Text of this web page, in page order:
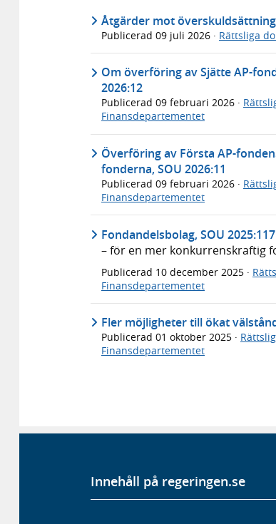
Åtgärder mot
Publicerad 09 juli 2026 · Rättsliga
Om överföring av Sjätte AP-
2026:12
Publicerad 09 februari 2026 ·
Finansdepartementet
Överföring av Första AP-
fonderna, SOU 2026:11
Publicerad 09 februari 2026 ·
Finansdepartementet
Fondandelsbolag, SOU 2025:117
– för en mer konkurrenskraftig
Publicerad 10 december 2025 ·
Finansdepartementet
Fler möjligheter till ökat
Publicerad 01 oktober 2025 ·
Finansdepartementet
Innehåll på regeringen.se